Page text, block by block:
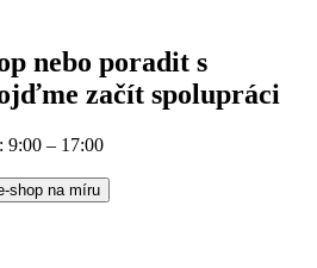
nebo poradit s
začít spolupráci
9:00 – 17:00
shop na míru